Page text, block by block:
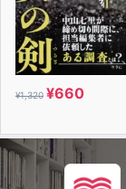
¥1,320 ¥660